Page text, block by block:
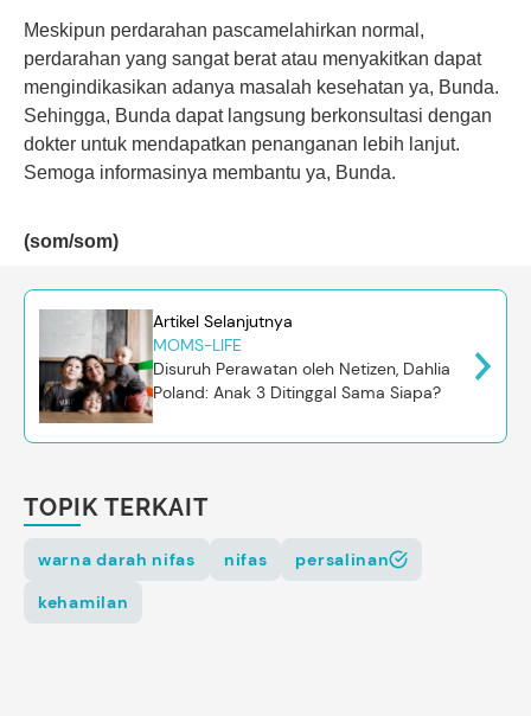
Meskipun perdarahan pascamelahirkan normal,
perdarahan yang sangat berat atau menyakitkan dapat
mengindikasikan adanya masalah kesehatan ya, Bunda.
Sehingga, Bunda dapat langsung berkonsultasi dengan
dokter untuk mendapatkan penanganan lebih lanjut.
Semoga informasinya membantu ya, Bunda.
(som/som)
Artikel Selanjutnya
MOMS-LIFE
Disuruh Perawatan oleh Netizen, Dahlia
Poland: Anak 3 Ditinggal Sama Siapa?
TOPIK TERKAIT
warna darah nifas nifas
persalinan
kehamilan